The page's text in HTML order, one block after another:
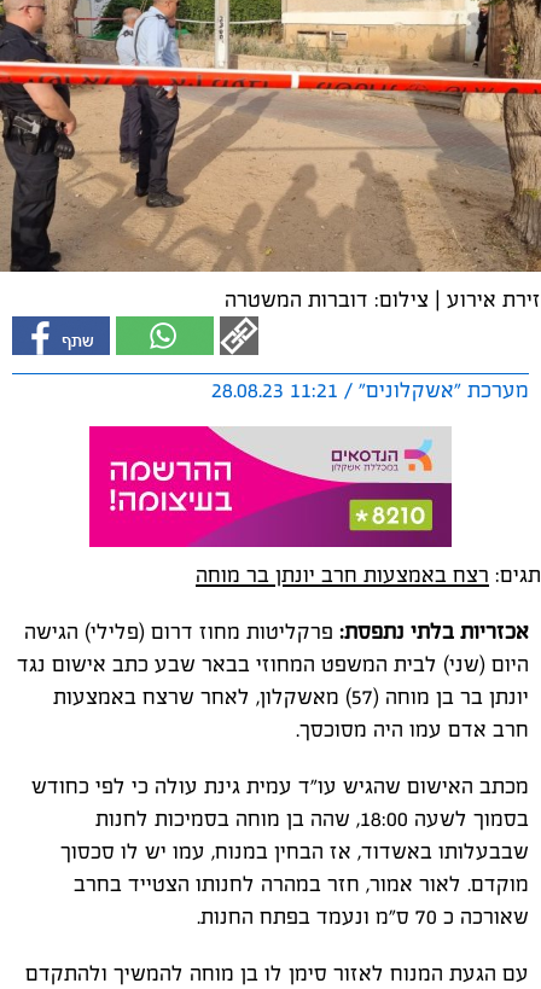
זירת אירוע | צילום: דוברות המשטרה
מערכת "אשקלונים" / 11:21 28.08.23
תגים: רצח באמצעות חרב יונתן בר מוחה
אכזריות בלתי נתפסת: פרקליטות מחוז דרום (פלילי) הגישה
היום (שני) לבית המשפט המחוזי בבאר שבע כתב אישום נגד
יונתן בר בן מוחה (57) מאשקלון, לאחר שרצח באמצעות
חרב אדם עמו היה מסוכסך.
מכתב האישום שהגיש עו"ד עמית גינת עולה כי לפי כחודש
בסמוך לשעה 18:00, שהה בן מוחה בסמיכות לחנות
שבבעלותו באשדוד, אז הבחין במנוח, עמו יש לו סכסוך
מוקדם. לאור אמור, חזר במהרה לחנותו הצטייד בחרב
שאורכה כ 70 ס"מ ונעמד בפתח החנות.
עם הגעת המנוח לאזור סימן לו בן מוחה להמשיך ולהתקדם